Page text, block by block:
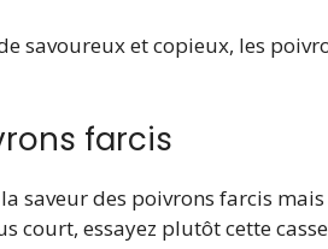
savoureux et copieux, les
farcis
saveur des poivrons farcis mais
court, essayez plutôt cette